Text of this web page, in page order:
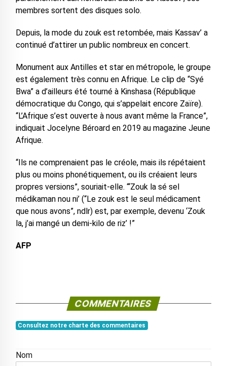
membres sortent des disques solo.
Depuis, la mode du zouk est retombée, mais Kassav’ a
continué d’attirer un public nombreux en concert.
Monument aux Antilles et star en métropole, le groupe
est également très connu en Afrique. Le clip de “Syé
Bwa” a d’ailleurs été tourné à Kinshasa (République
démocratique du Congo, qui s’appelait encore Zaïre).
“L’Afrique s’est ouverte à nous avant même la France”,
indiquait Jocelyne Béroard en 2019 au magazine Jeune
Afrique.
“Ils ne comprenaient pas le créole, mais ils répétaient
plus ou moins phonétiquement, ou ils créaient leurs
propres versions”, souriait-elle. “‘Zouk la sé sel
médikaman nou ni’ (“Le zouk est le seul médicament
que nous avons”, ndlr) est, par exemple, devenu ‘Zouk
la, j’ai mangé un demi-kilo de riz’ !”
AFP
COMMENTAIRES
Consultez notre charte des commentaires
Nom